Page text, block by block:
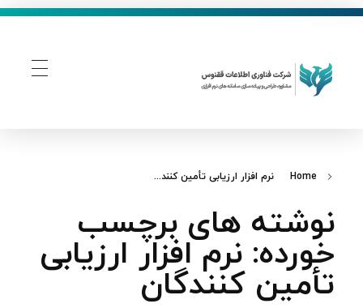
Home نرم‌ افزار ارزیابی تأمین‌ کنند...
نوشته های برچسب
خورده: نرم‌ افزار ارزیابی
تأمین‌ کنندگان